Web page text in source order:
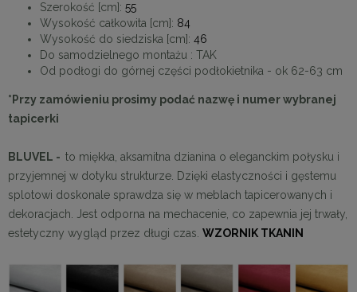
Szerokość [cm]: 55
Wysokość całkowita [cm]: 84
Wysokość do siedziska [cm]: 46
Do samodzielnego montażu : TAK
Od podłogi do górnej części podłokietnika - ok 62-63 cm
*Przy zamówieniu prosimy podać nazwę i numer wybranej
tapicerki
BLUVEL - to miękka, aksamitna dzianina o eleganckim połysku i
przyjemnej w dotyku strukturze. Dzięki elastyczności i gęstemu
splotowi doskonale sprawdza się w meblach tapicerowanych i
dekoracjach. Jest odporna na mechacenie, co zapewnia jej trwały,
estetyczny wygląd przez długi czas. WZORNIK TKANIN